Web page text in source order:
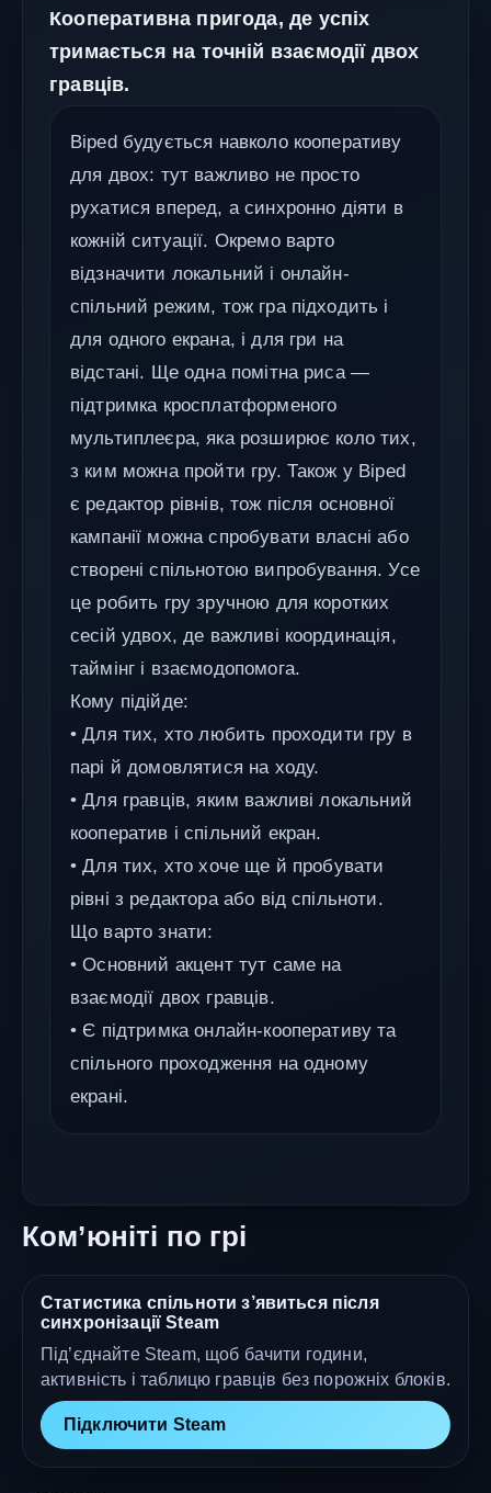
Кооперативна пригода, де успіх
тримається на точній взаємодії двох
гравців.
Biped будується навколо кооперативу
для двох: тут важливо не просто
рухатися вперед, а синхронно діяти в
кожній ситуації. Окремо варто
відзначити локальний і онлайн-
спільний режим, тож гра підходить і
для одного екрана, і для гри на
відстані. Ще одна помітна риса —
підтримка кросплатформеного
мультиплеєра, яка розширює коло тих,
з ким можна пройти гру. Також у Biped
є редактор рівнів, тож після основної
кампанії можна спробувати власні або
створені спільнотою випробування. Усе
це робить гру зручною для коротких
сесій удвох, де важливі координація,
таймінг і взаємодопомога.
Кому підійде:
• Для тих, хто любить проходити гру в
парі й домовлятися на ходу.
• Для гравців, яким важливі локальний
кооператив і спільний екран.
• Для тих, хто хоче ще й пробувати
рівні з редактора або від спільноти.
Що варто знати:
• Основний акцент тут саме на
взаємодії двох гравців.
• Є підтримка онлайн-кооперативу та
спільного проходження на одному
екрані.
Ком’юніті по грі
Статистика спільноти з’явиться після
синхронізації Steam
Під’єднайте Steam, щоб бачити години,
активність і таблицю гравців без порожніх блоків.
Підключити Steam